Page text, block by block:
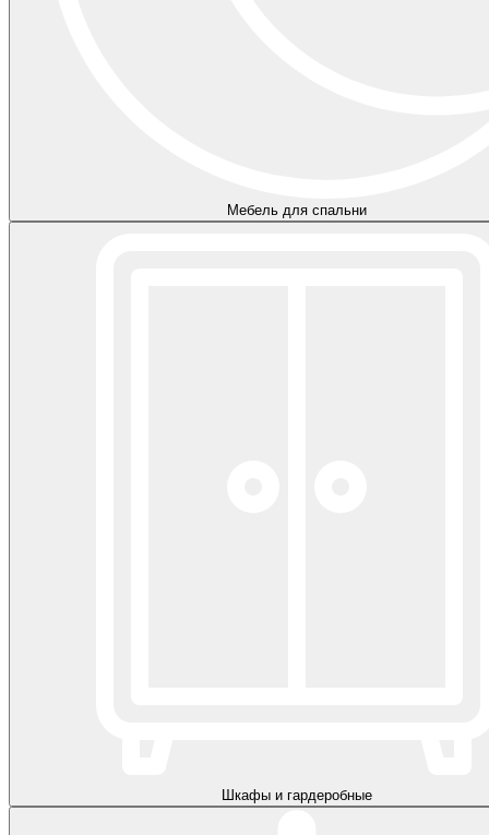
Мебель для спальни
Шкафы и гардеробные